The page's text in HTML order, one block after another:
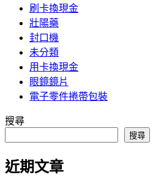
刷卡換現金
壯陽藥
封口機
未分類
用卡換現金
眼鏡鏡片
電子零件捲帶包裝
搜尋
搜尋
近期文章